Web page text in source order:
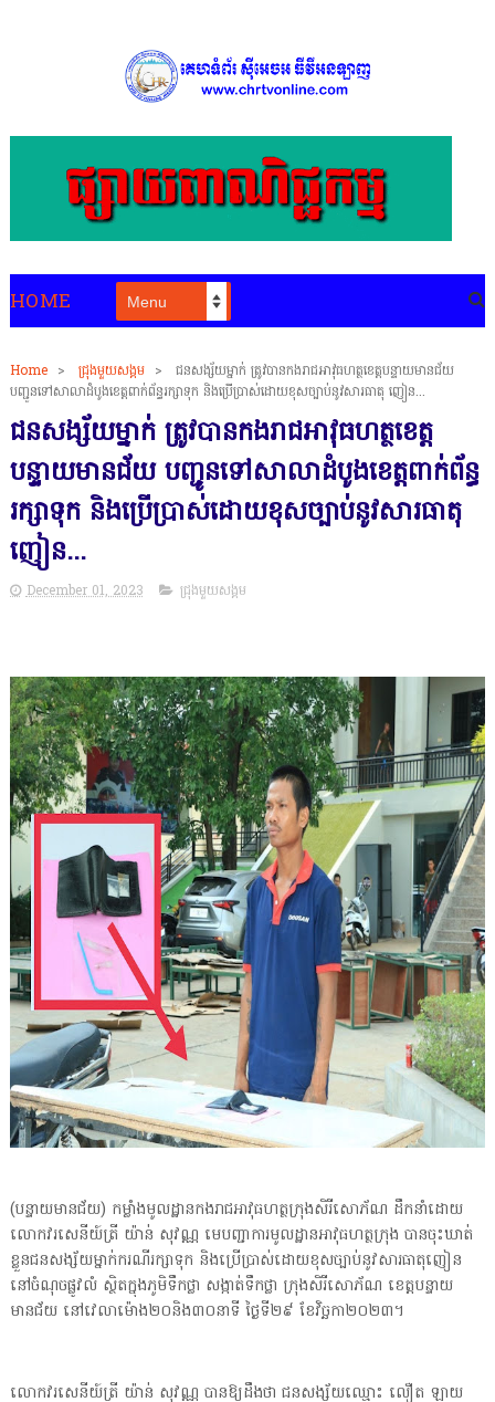
HOME
Home > ជ្រុងមួយសង្គម >
ជនសង្ស័យម្នាក់ ត្រូវបានកងរាជអាវុធហត្ថខេត្តបន្ទាយមានជ័យ
បញ្ជូនទៅសាលាដំបូងខេត្តពាក់ព័ន្ធរក្សាទុក និងប្រើប្រាស់ដោយខុសច្បាប់នូវសារធាតុ ញៀន...
ជនសង្ស័យម្នាក់ ត្រូវបានកងរាជអាវុធហត្ថខេត្ត
បន្ទាយមានជ័យ បញ្ជូនទៅសាលាដំបូងខេត្តពាក់ព័ន្ធ
រក្សាទុក និងប្រើប្រាស់ដោយខុសច្បាប់នូវសារធាតុ
ញៀន...
December 01, 2023 ជ្រុងមួយសង្គម
(បន្ទាយមានជ័យ) កម្លាំងមូលដ្ឋានកងរាជអាវុធហត្ថក្រុងសិរីសោភ័ណ ដឹកនាំដោយ
លោកវរសេនីយ៍ត្រី យ៉ាន់ សុវណ្ណ មេបញ្ជាការមូលដ្ឋានអាវុធហត្ថក្រុង បានចុះឃាត់
ខ្លួនជនសង្ស័យម្នាក់ករណីរក្សាទុក និងប្រើប្រាស់ដោយខុសច្បាប់នូវសារធាតុញៀន
នៅចំណុចផ្លូវលំ ស្ថិតក្នុងភូមិទឹកថ្លា សង្កាត់ទឹកថ្លា ក្រុងសិរីសោភ័ណ ខេត្តបន្ទាយ
មានជ័យ នៅវេលាម៉ោង២០និង៣០នាទី ថ្ងៃទី២៩ ខែវិច្ឆកា២០២៣។
លោកវរសេនីយ៍ត្រី យ៉ាន់ សុវណ្ណ បានឱ្យដឹងថា ជនសង្ស័យឈ្មោះ លឿត ឡាយ